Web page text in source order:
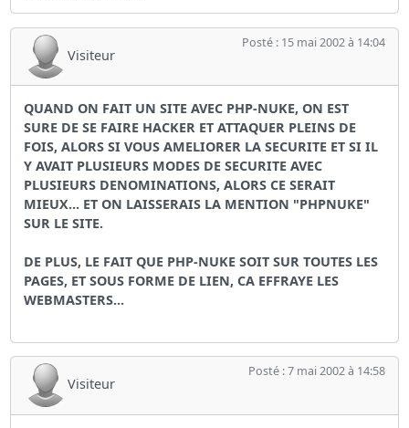
Visiteur
Posté : 15 mai 2002 à 14:04
QUAND ON FAIT UN SITE AVEC PHP-NUKE, ON EST
SURE DE SE FAIRE HACKER ET ATTAQUER PLEINS DE
FOIS, ALORS SI VOUS AMELIORER LA SECURITE ET SI IL
Y AVAIT PLUSIEURS MODES DE SECURITE AVEC
PLUSIEURS DENOMINATIONS, ALORS CE SERAIT
MIEUX... ET ON LAISSERAIS LA MENTION "PHPNUKE"
SUR LE SITE.
DE PLUS, LE FAIT QUE PHP-NUKE SOIT SUR TOUTES LES
PAGES, ET SOUS FORME DE LIEN, CA EFFRAYE LES
WEBMASTERS...
Visiteur
Posté : 7 mai 2002 à 14:58